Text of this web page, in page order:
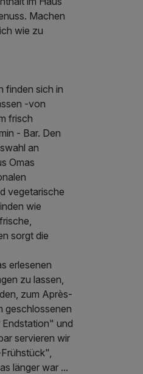
Machen
wie zu
finden sich in
-von
frisch
- Bar. Den
an
Omas
vegetarische
wie
sorgt die
erlesenen
zu lassen,
zum Après-
geschlossenen
Endstation" und
servieren wir
länger war ...